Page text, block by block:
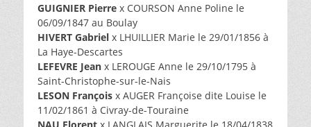
GUIGNIER Pierre x COURSON Anne Poline le
06/09/1847 au Boulay
HIVERT Gabriel x LHUILLIER Marie le 29/01/1856 à
La Haye-Descartes
LEFEVRE Jean x LEROUGE Anne le 29/10/1795 à
Saint-Christophe-sur-le-Nais
LESON François x AUGER Françoise dite Louise le
11/02/1861 à Civray-de-Touraine
NAU Florent x LANGLAIS Marguerite le 18/04/1838